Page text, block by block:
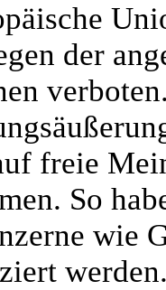
der
freie
So
wie